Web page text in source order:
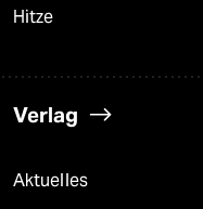
Hitze
Verlag
Aktuelles